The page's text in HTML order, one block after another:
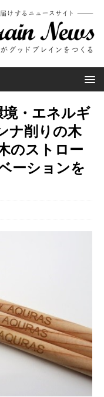
境・エネルギ
ナ削りの木
のストロー
ーションを